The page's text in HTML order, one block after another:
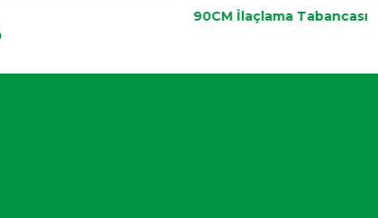
90CM İlaçlama Tabancası